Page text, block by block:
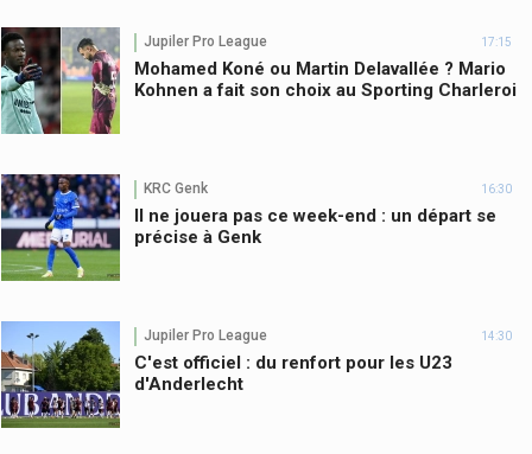
Jupiler Pro League 17:15
Mohamed Koné ou Martin Delavallée ? Mario
Kohnen a fait son choix au Sporting Charleroi
KRC Genk 16:30
Il ne jouera pas ce week-end : un départ se
précise à Genk
Jupiler Pro League 14:30
C'est officiel : du renfort pour les U23
d'Anderlecht